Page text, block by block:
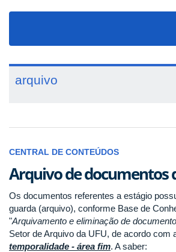
arquivo
CENTRAL DE CONTEÚDOS
Arquivo de documentos
Os documentos referentes a estágio
guarda (arquivo), conforme Base de
"Arquivamento e eliminação de
Setor de Arquivo da UFU, de acordo com
temporalidade - área fim. A saber: